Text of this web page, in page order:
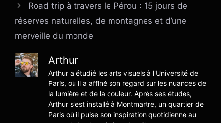
Road trip à travers le Pérou : 15 jours de
réserves naturelles, de montagnes et d’une
merveille du monde
Arthur
Arthur a étudié les arts visuels à l'Université de
Paris, où il a affiné son regard sur les nuances de
la lumière et de la couleur. Après ses études,
Arthur s'est installé à Montmartre, un quartier de
Paris où il puise son inspiration quotidienne au